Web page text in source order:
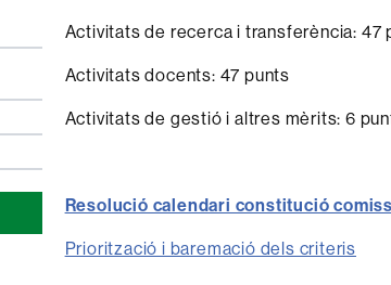
Activitats de recerca i transferència: 47
Activitats docents: 47 punts
Activitats de gestió i altres mèrits: 6
Resolució calendari constitució
Priorització i baremació dels criteris